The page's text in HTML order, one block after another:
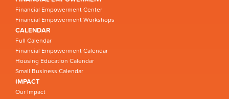
Financial Empowerment Center
Financial Empowerment Workshops
CALENDAR
Full Calendar
Financial Empowerment Calendar
Housing Education Calendar
Small Business Calendar
IMPACT
Our Impact